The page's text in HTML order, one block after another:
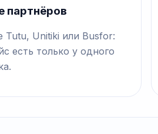
партнёров
Tutu, Unitiki или Busfor:
есть только у одного